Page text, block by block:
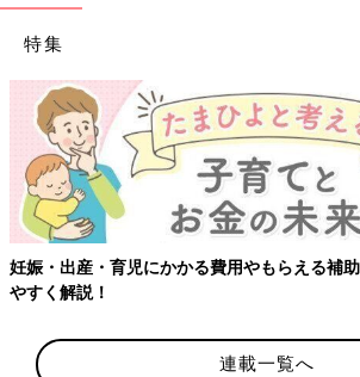
特集
妊娠・出産・育児にかかる費用やもらえる補
やすく解説！
連載一覧へ